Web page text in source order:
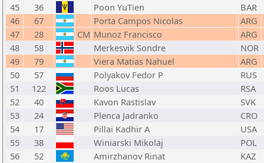
45
36 Poon YuTien BAR
46
67 Porta Campos Nicolas ARG
47
28 CM Munoz Francisco ARG
48
58 Merkesvik Sondre NOR
49
79 Viera Matias Nahuel ARG
50
57 Polyakov Fedor P RUS
51
122 Roos Lucas
RSA
52
40 Kavon Rastislav SVK
53
24 Plenca Jadranko CRO
54
17 Pillai Kadhir A USA
55
38 Winiarski Mikolaj POL
56
52 Amirzhanov Rinat KAZ